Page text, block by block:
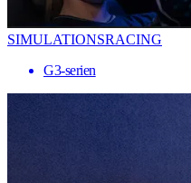
SIMULATIONSRACING
G3-serien